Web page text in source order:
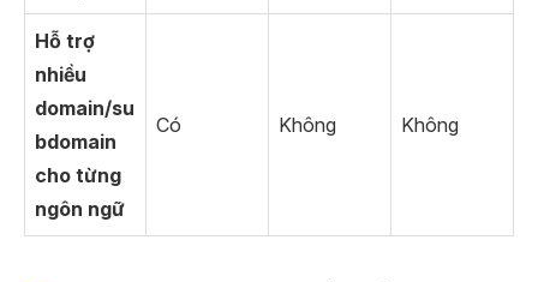
Hỗ trợ
nhiều
domain/su
bdomain
cho từng
ngôn ngữ
Có Không Không